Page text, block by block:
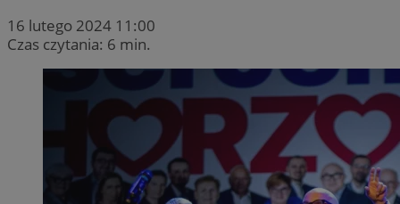
16 lutego 2024 11:00
Czas czytania: 6 min.